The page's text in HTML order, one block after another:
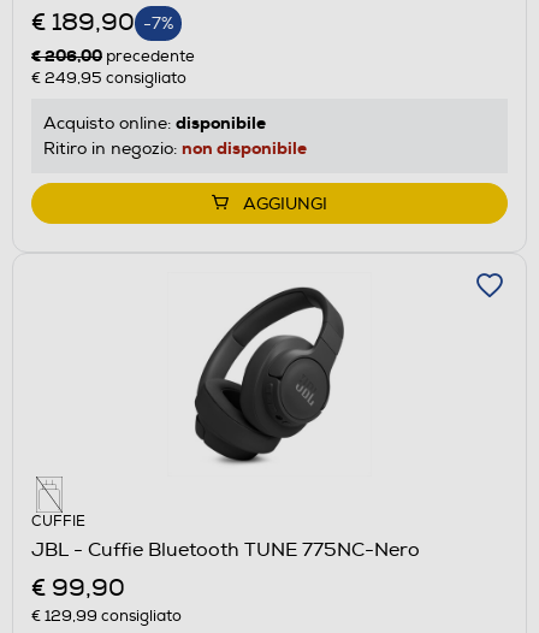
€ 189,90 -7%
€ 206,00 precedente
€ 249,95 consigliato
Acquisto online: disponibile
Ritiro in negozio: non disponibile
AGGIUNGI
CUFFIE
JBL - Cuffie Bluetooth TUNE 775NC-Nero
€ 99,90
€ 129,99 consigliato